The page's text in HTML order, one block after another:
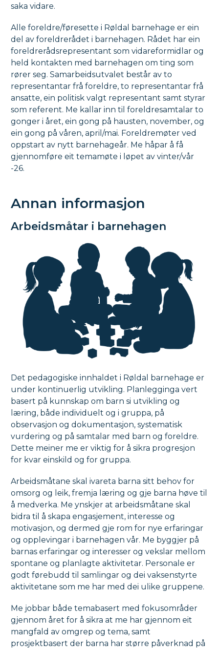
saka vidare.
Alle foreldre/føresette i Røldal barnehage er ein
del av foreldrerådet i barnehagen. Rådet har ein
foreldrerådsrepresentant som vidareformidlar og
held kontakten med barnehagen om ting som
rører seg. Samarbeidsutvalet består av to
representantar frå foreldre, to representantar frå
ansatte, ein politisk valgt representant samt styrar
som referent. Me kallar inn til foreldresamtalar to
gonger i året, ein gong på hausten, november, og
ein gong på våren, april/mai. Foreldremøter ved
oppstart av nytt barnehageår. Me håpar å få
gjennomføre eit temamøte i løpet av vinter/vår
-26.
Annan informasjon
Arbeidsmåtar i barnehagen
Det pedagogiske innhaldet i Røldal barnehage er
under kontinuerlig utvikling. Planlegginga vert
basert på kunnskap om barn si utvikling og
læring, både individuelt og i gruppa, på
observasjon og dokumentasjon, systematisk
vurdering og på samtalar med barn og foreldre.
Dette meiner me er viktig for å sikra progresjon
for kvar einskild og for gruppa.
Arbeidsmåtane skal ivareta barna sitt behov for
omsorg og leik, fremja læring og gje barna høve til
å medverka. Me ynskjer at arbeidsmåtane skal
bidra til å skapa engasjement, interesse og
motivasjon, og dermed gje rom for nye erfaringar
og opplevingar i barnehagen vår. Me byggjer på
barnas erfaringar og interesser og vekslar mellom
spontane og planlagte aktivitetar. Personale er
godt førebudd til samlingar og dei vaksenstyrte
aktivitetane som me har med dei ulike gruppene.
Me jobbar både temabasert med fokusområder
gjennom året for å sikra at me har gjennom eit
mangfald av omgrep og tema, samt
prosjektbasert der barna har større påverknad på